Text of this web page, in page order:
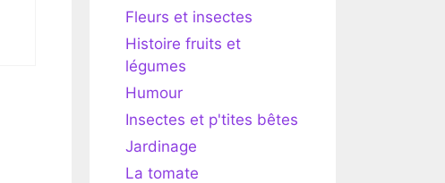
Fleurs et insectes
Histoire fruits et
légumes
Humour
Insectes et p'tites bêtes
Jardinage
La tomate